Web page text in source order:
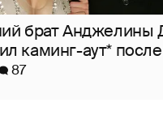
брат Анджелины
каминг-аут*
87